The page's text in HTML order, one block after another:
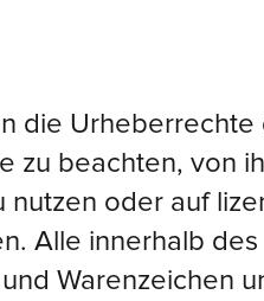
die
beachten, von
oder auf
Alle innerhalb
Warenzeichen